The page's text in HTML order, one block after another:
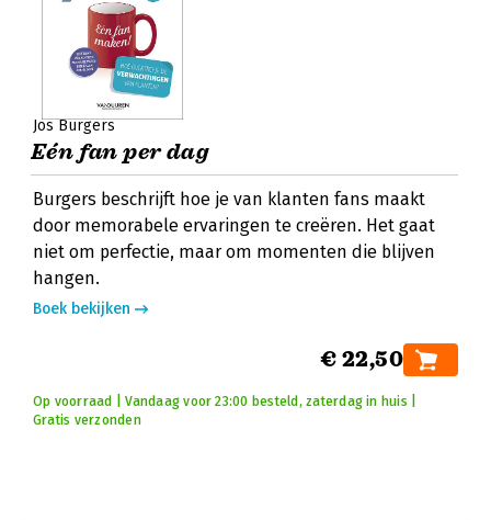
Jos Burgers
Eén fan per dag
Burgers beschrijft hoe je van klanten fans maakt
door memorabele ervaringen te creëren. Het gaat
niet om perfectie, maar om momenten die blijven
hangen.
Boek bekijken
€ 22,50
Op voorraad | Vandaag voor 23:00 besteld, zaterdag in huis |
Gratis verzonden